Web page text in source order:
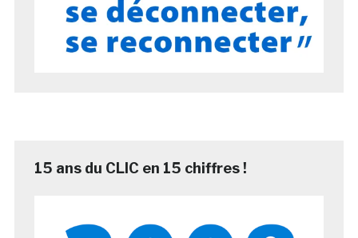
15 ans du CLIC en 15 chiffres !